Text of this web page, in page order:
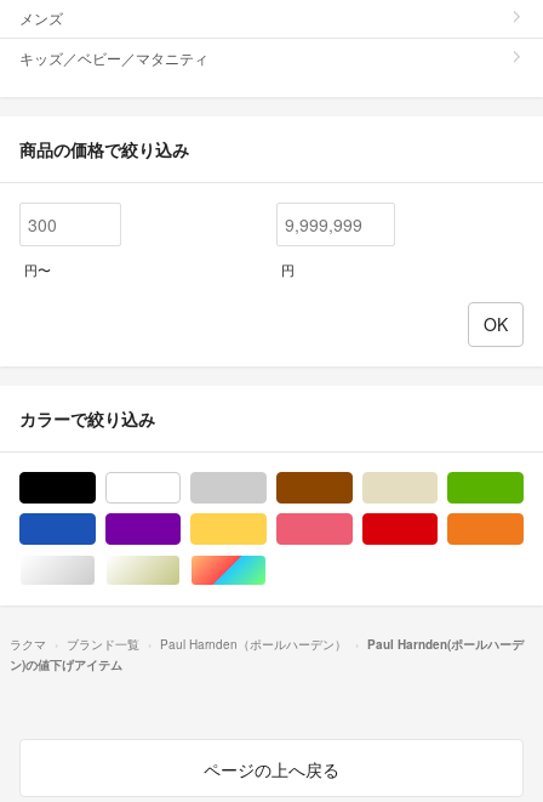
メンズ
キッズ／ベビー／マタニティ
商品の価格で絞り込み
円〜 円
カラーで絞り込み
シルバー/銀色系ゴールド/金色系マルチカラー
ラクマ ブランド一覧 Paul Harnden（ポールハーデン）
Paul Harnden(ポールハーデ
ン)の値下げアイテム
ページの上へ戻る